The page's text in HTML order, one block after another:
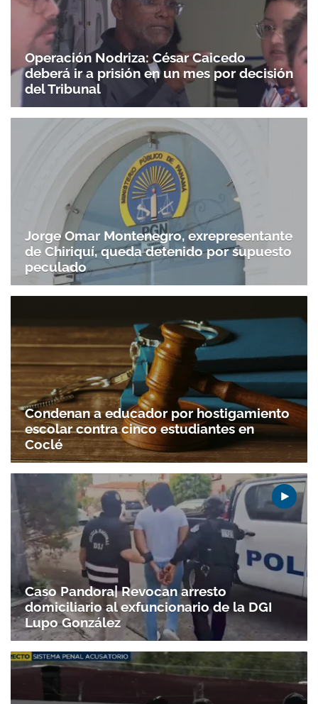
Operación Nodriza: César Caicedo
deberá ir a prisión en un mes por decisión
del Tribunal
Jorge Omar Montenegro, exrepresentante
de Chiriquí, queda detenido por supuesto
peculado
Condenan a educador por hostigamiento
escolar contra cinco estudiantes en
Coclé
Caso Pandora| Revocan arresto
domiciliario al exfuncionario de la DGI
Lupo González